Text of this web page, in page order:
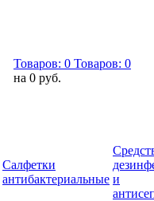
Товаров: 0 Товаров: 0
на 0 руб.
Салфетки
антибактериальные и